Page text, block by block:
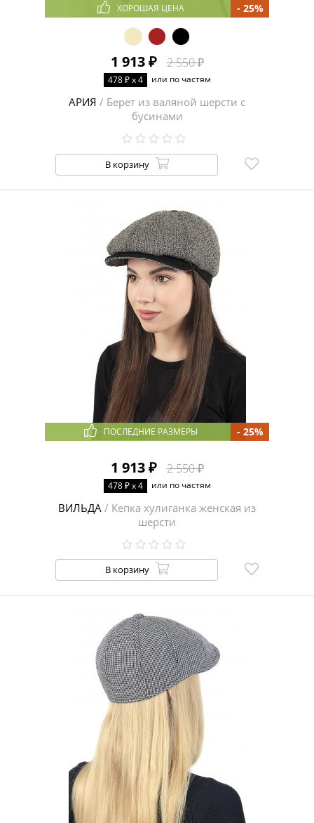
ХОРОШАЯ ЦЕНА
1 913 ₽ 2 550 ₽
- 25%
478 ₽ x 4 или по частям
АРИЯ / Берет из валяной шерсти с
бусинами
В корзину
ПОСЛЕДНИЕ РАЗМЕРЫ
1 913 ₽ 2 550 ₽
- 25%
478 ₽ x 4 или по частям
ВИЛЬДА / Кепка хулиганка женская из
шерсти
В корзину